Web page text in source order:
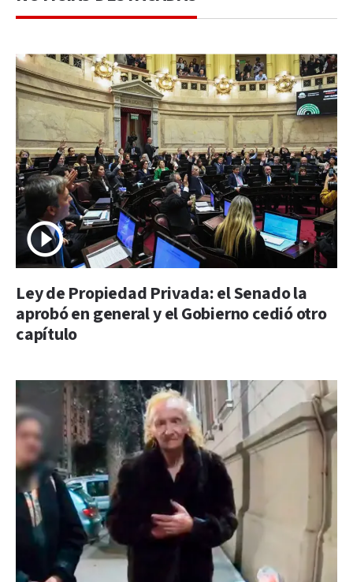
Ley de Propiedad Privada: el Senado la
aprobó en general y el Gobierno cedió otro
capítulo